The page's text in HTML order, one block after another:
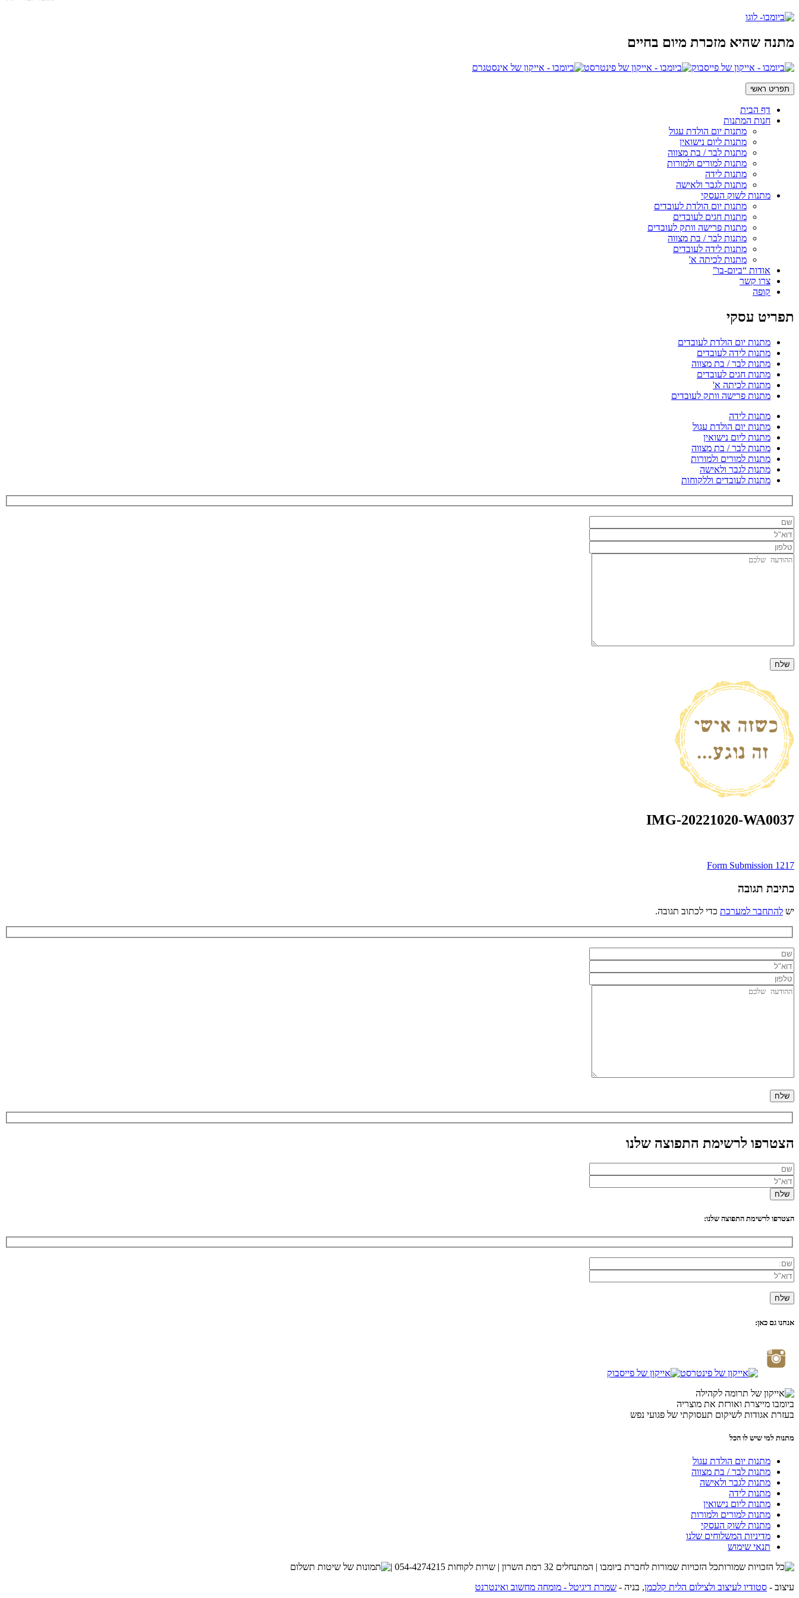
מתנה שהיא מזכרת מיום בחיים
תפריט ראשי
דף הבית
חנות המתנות
מתנות יום הולדת עגול
מתנות ליום נישואין
מתנות לבר / בת מצווה
מתנות למורים ולמורות
מתנות לידה
מתנות לגבר ולאישה
מתנות לשוק העסקי
מתנות יום הולדת לעובדים
מתנות חגים לעובדים
מתנות פרישה וותק לעובדים
מתנות לבר / בת מצווה
מתנות לידה לעובדים
מתנות לכיתה א'
אודות “ביום-בו”
צרו קשר
קופה
תפריט עסקי
מתנות יום הולדת לעובדים
מתנות לידה לעובדים
מתנות לבר / בת מצווה
מתנות חגים לעובדים
מתנות לכיתה א'
מתנות פרישה וותק לעובדים
מתנות לידה
מתנות יום הולדת עגול
מתנות ליום נישואין
מתנות לבר / בת מצווה
מתנות למורים ולמורות
מתנות לגבר ולאישה
מתנות לעובדים וללקוחות
IMG-20221020-WA0037
ניווט
Form Submission 1217
כתיבת תגובה
יש להתחבר למערכת כדי לכתוב תגובה.
הצטרפו לרשימת התפוצה שלנו
הצטרפו לרשימת התפוצה שלנו:
אנחנו גם כאן:
ביומבו מייצרת ואורזת את מוצריה
בעזרת אגודות לשיקום תעסוקתי של פגועי נפש
מתנות למי שיש לו הכל
מתנות יום הולדת עגול
מתנות לבר / בת מצווה
מתנות לגבר ולאישה
מתנות לידה
מתנות ליום נישואין
מתנות למורים ולמורות
מתנות לשוק העסקי
מדיניות המשלוחים שלנו
תנאי שימוש
כל הזכויות שמורות לחברת ביומבו | המתנחלים 32 רמת השרון | שרות לקוחות 054-4274215 |
עיצוב - סטודיו לעיצוב ולצילום הלית קלכמן, בניה - שמרת דיגיטל - מומחה מחשוב ואינטרנט